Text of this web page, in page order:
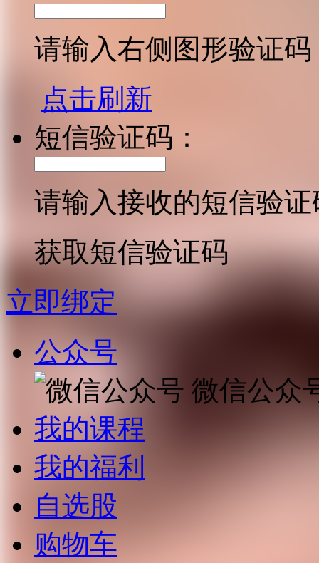
请输入右侧图形验证码
点击刷新
短信验证码：
请输入接收的短信验证
获取短信验证码
立即绑定
公众号
微信公众
我的课程
我的福利
自选股
购物车